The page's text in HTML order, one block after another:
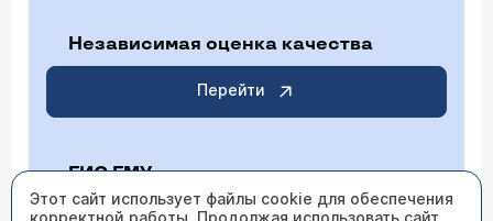
Независимая оценка качества
Перейти
ГИС ГМУ
Этот сайт использует файлы cookie для обеспечения
корректной работы. Продолжая использовать сайт,